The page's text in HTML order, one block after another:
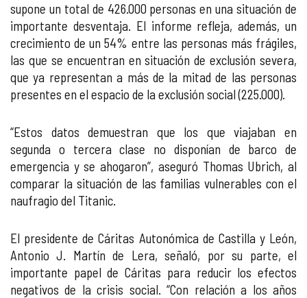
supone un total de 426.000 personas en una situación de
importante desventaja. El informe refleja, además, un
crecimiento de un 54% entre las personas más frágiles,
las que se encuentran en situación de exclusión severa,
que ya representan a más de la mitad de las personas
presentes en el espacio de la exclusión social (225.000).
“Estos datos demuestran que los que viajaban en
segunda o tercera clase no disponían de barco de
emergencia y se ahogaron”, aseguró Thomas Ubrich, al
comparar la situación de las familias vulnerables con el
naufragio del Titanic.
El presidente de Cáritas Autonómica de Castilla y León,
Antonio J. Martín de Lera, señaló, por su parte, el
importante papel de Cáritas para reducir los efectos
negativos de la crisis social. “Con relación a los años